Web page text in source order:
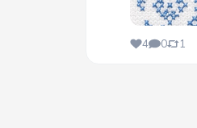
4 0 1